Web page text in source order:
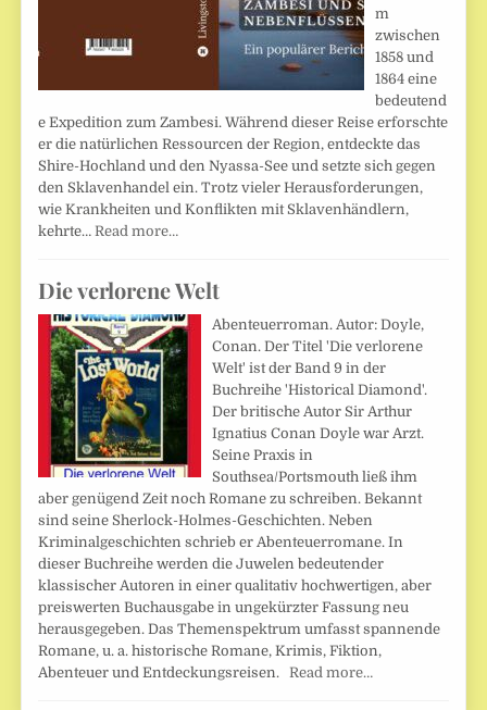
m
zwischen
1858 und
1864 eine
bedeutend
e Expedition zum Zambesi. Während dieser Reise erforschte
er die natürlichen Ressourcen der Region, entdeckte das
Shire-Hochland und den Nyassa-See und setzte sich gegen
den Sklavenhandel ein. Trotz vieler Herausforderungen,
wie Krankheiten und Konflikten mit Sklavenhändlern,
kehrte…Read more…
Die verlorene Welt
Abenteuerroman. Autor: Doyle,
Conan. Der Titel 'Die verlorene
Welt' ist der Band 9 in der
Buchreihe 'Historical Diamond'.
Der britische Autor Sir Arthur
Ignatius Conan Doyle war Arzt.
Seine Praxis in
Southsea/Portsmouth ließ ihm
aber genügend Zeit noch Romane zu schreiben. Bekannt
sind seine Sherlock-Holmes-Geschichten. Neben
Kriminalgeschichten schrieb er Abenteuerromane. In
dieser Buchreihe werden die Juwelen bedeutender
klassischer Autoren in einer qualitativ hochwertigen, aber
preiswerten Buchausgabe in ungekürzter Fassung neu
herausgegeben. Das Themenspektrum umfasst spannende
Romane, u. a. historische Romane, Krimis, Fiktion,
Abenteuer und Entdeckungsreisen.Read more…